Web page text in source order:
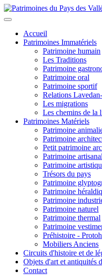
Accueil
Patrimoines Immatériels
Patrimoine humain
Les Traditions
Patrimoine
Patrimoine oral
Patrimoine sportif
Relations
Les migrations
Les chemins de la
Patrimoines Matériels
Patrimoine
Patrimoine
Petit patrimoine
Patrimoine artisanal
Patrimoine
Trésors du pays
Patrimoine
Patrimoine
Patrimoine
Patrimoine naturel
Patrimoine thermal
Patrimoine
Préhistoire -
Mobiliers Anciens
Circuits d'histoire et de
Objets d'art et antiquités
Contact